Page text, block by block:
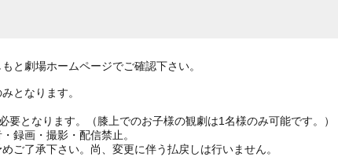
と劇場ホームページでご確認下さい。
となります。
となります。（膝上でのお子様の観劇は1名様のみ可能です。）
録画・撮影・配信禁止。